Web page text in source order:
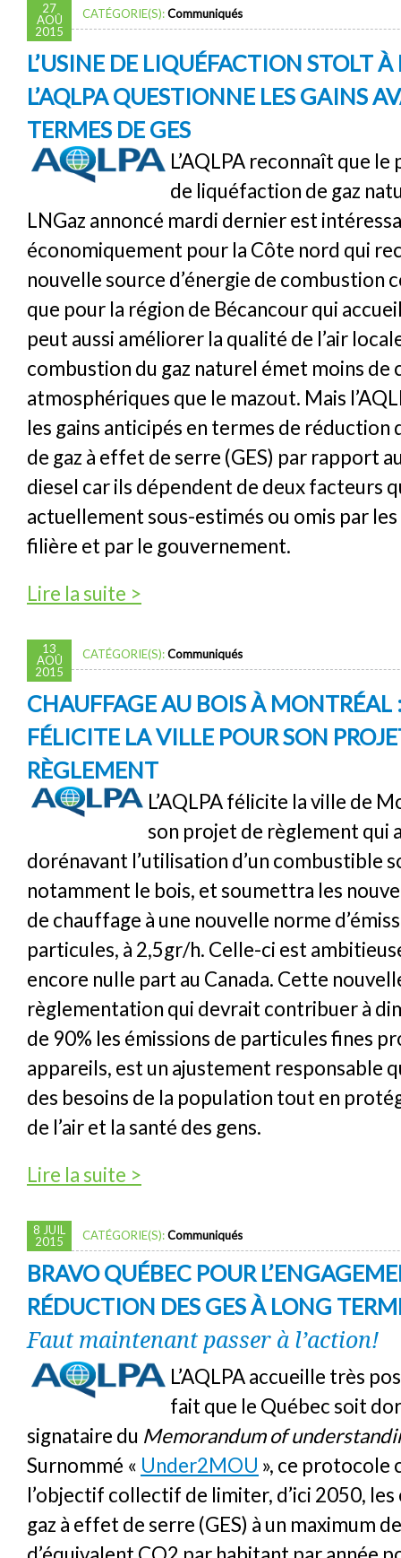
27
AOÛ
2015
CATÉGORIE(S):Communiqués
L’USINE DE LIQUÉFACTION STOLT
L’AQLPA QUESTIONNE LES GAINS
TERMES DE GES
L’AQLPA reconnaît que le
de liquéfaction de gaz
LNGaz annoncé mardi dernier est
économiquement pour la Côte nord qui
nouvelle source d’énergie de combustion
que pour la région de Bécancour qui
peut aussi améliorer la qualité de l’air
combustion du gaz naturel émet moins de
atmosphériques que le mazout. Mais
les gains anticipés en termes de réduction
de gaz à effet de serre (GES) par rapport
diesel car ils dépendent de deux facteurs
actuellement sous-estimés ou omis par
filière et par le gouvernement.
Lire la suite >
13
AOÛ
2015
CATÉGORIE(S):Communiqués
CHAUFFAGE AU BOIS À MONTRÉAL :
FÉLICITE LA VILLE POUR SON
RÈGLEMENT
L’AQLPA félicite la ville de
son projet de règlement qui
dorénavant l’utilisation d’un combustible
notamment le bois, et soumettra les
de chauffage à une nouvelle norme
particules, à 2,5gr/h. Celle-ci est
encore nulle part au Canada. Cette
règlementation qui devrait contribuer à
de 90% les émissions de particules fines
appareils, est un ajustement responsable
des besoins de la population tout en
de l’air et la santé des gens.
Lire la suite >
8 JUIL
2015
CATÉGORIE(S):Communiqués
BRAVO QUÉBEC POUR
RÉDUCTION DES GES À LONG
Faut maintenant passer à l’action!
L’AQLPA accueille très
fait que le Québec soit
signataire du Memorandum of
Surnommé « Under2MOU », ce protocole
l’objectif collectif de limiter, d’ici 2050, les
gaz à effet de serre (GES) à un maximum